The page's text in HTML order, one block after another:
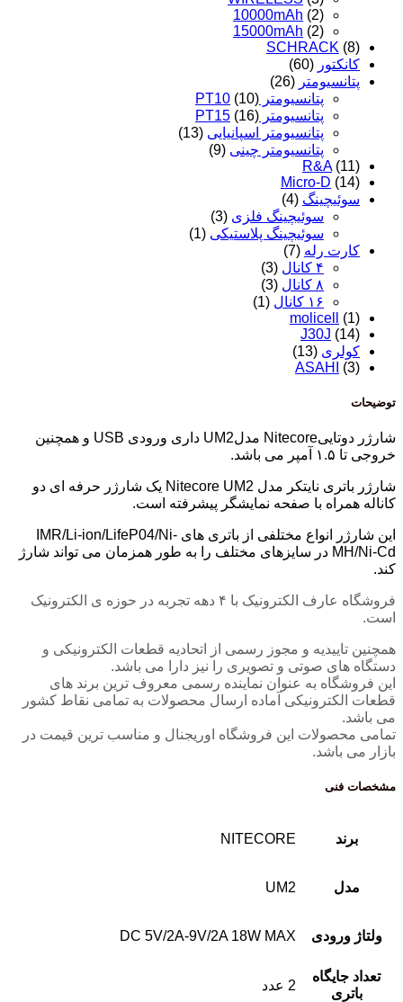
10000mAh (2)
15000mAh (2)
SCHRACK (8)
کانکتور (60)
پتانسیومتر (26)
پتانسیومتر PT10 (10)
پتانسیومتر PT15 (16)
پتانسیومتر اسپانیایی (13)
پتانسیومتر چینی (9)
R&A (11)
Micro-D (14)
سوئیچینگ (4)
سوئیچینگ فلزی (3)
سوئیچینگ پلاستیکی (1)
کارت رله (7)
۴ کانال
(3)
۸ کانال
(3)
۱۶ کانال
(1)
molicell
(1)
J30J (14)
کولری (13)
ASAHI
(3)
توضیحات
شارژر دوتاییNitecore مدلUM2 داری ورودی USB و همچنین
خروجی تا ۱.۵ آمپر می باشد.
شارژر باتری نایتکر مدل Nitecore UM2 یک شارژر حرفه ای دو
کاناله همراه با صفحه نمایشگر پیشرفته است.
این شارژر انواع مختلفی از باتری های IMR/Li-ion/LifeP04/Ni-
MH/Ni-Cd در سایزهای مختلف را به طور همزمان می تواند شارژ
کند.
فروشگاه عارف الکترونیک با ۴ دهه تجربه در حوزه ی الکترونیک
است.
همچنین تاییدیه و مجوز رسمی از اتحادیه قطعات الکترونیکی و
دستگاه های صوتی و تصویری را نیز دارا می باشد.
این فروشگاه به عنوان نماینده رسمی معروف ترین برند های
قطعات الکترونیکی آماده ارسال محصولات به تمامی نقاط کشور
می باشد.
تمامی محصولات این فروشگاه اوریجنال و مناسب ترین قیمت در
بازار می باشد.
مشخصات فنی
برند NITECORE
مدل UM2
ولتاژ ورودی DC 5V/2A-9V/2A 18W MAX
تعداد جایگاه
باتری
2 عدد